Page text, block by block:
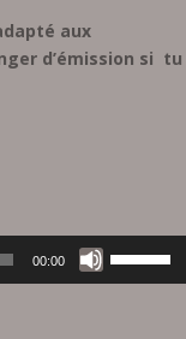
aux
d’émission si tu
00:00